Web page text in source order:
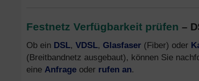
Festnetz Verfügbarkeit prüfen –
Ob ein DSL, VDSL, Glasfaser (Fiber) oder
(Breitbandnetz ausgebaut), können Sie
eine Anfrage oder rufen an.